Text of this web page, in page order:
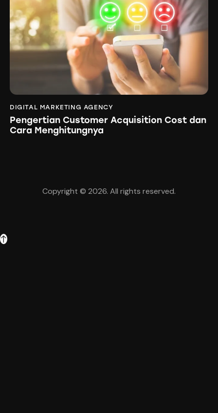
DIGITAL MARKETING AGENCY
Pengertian Customer Acquisition Cost dan
Cara Menghitungnya
Copyright © 2026. All rights reserved.